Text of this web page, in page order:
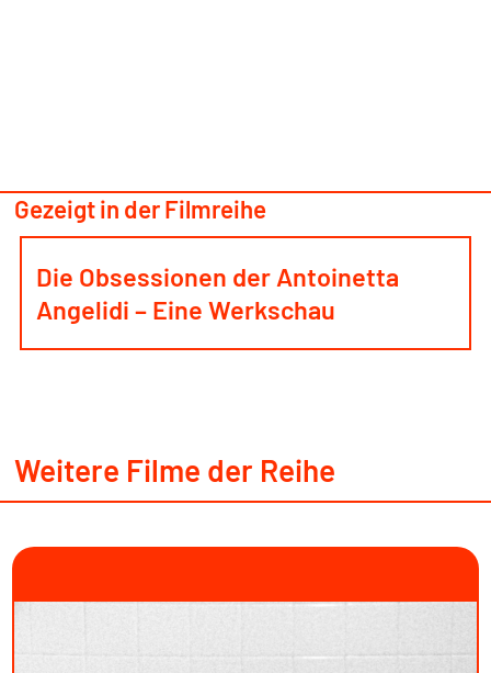
Gezeigt in der Filmreihe
Die Obsessionen der Antoinetta
Angelidi – Eine Werkschau
Weitere Filme der Reihe